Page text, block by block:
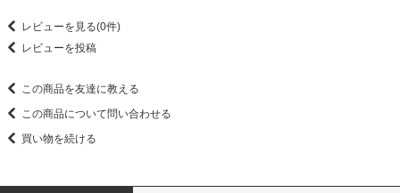
レビューを見る(0件)
レビューを投稿
この商品を友達に教える
この商品について問い合わせる
買い物を続ける